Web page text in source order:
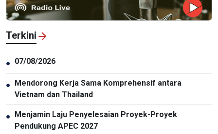
Terkini
● 07/08/2026
● Mendorong Kerja Sama Komprehensif antara
Vietnam dan Thailand
● Menjamin Laju Penyelesaian Proyek-Proyek
Pendukung APEC 2027